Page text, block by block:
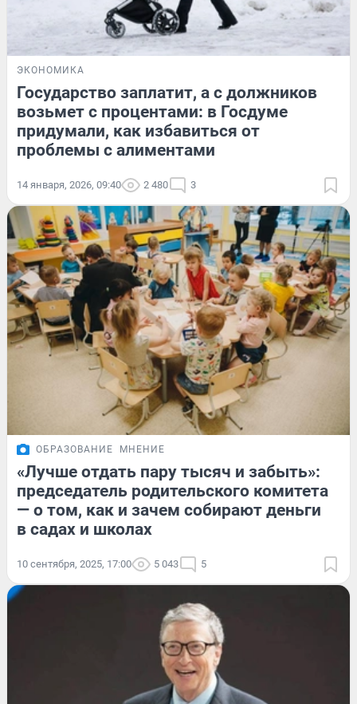
ЭКОНОМИКА
Государство заплатит, а с должников
возьмет с процентами: в Госдуме
придумали, как избавиться от
проблемы с алиментами
14 января, 2026, 09:40 2 480 3
ОБРАЗОВАНИЕ МНЕНИЕ
«Лучше отдать пару тысяч и забыть»:
председатель родительского комитета
— о том, как и зачем собирают деньги
в садах и школах
10 сентября, 2025, 17:00 5 043 5